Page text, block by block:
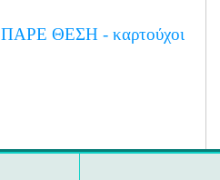
ΠΑΡΕ ΘΕΣΗ - καρτούχοι